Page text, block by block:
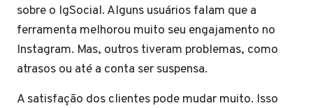
sobre o IgSocial. Alguns usuários falam que a
ferramenta melhorou muito seu engajamento no
Instagram. Mas, outros tiveram problemas, como
atrasos ou até a conta ser suspensa.
A satisfação dos clientes pode mudar muito. Isso